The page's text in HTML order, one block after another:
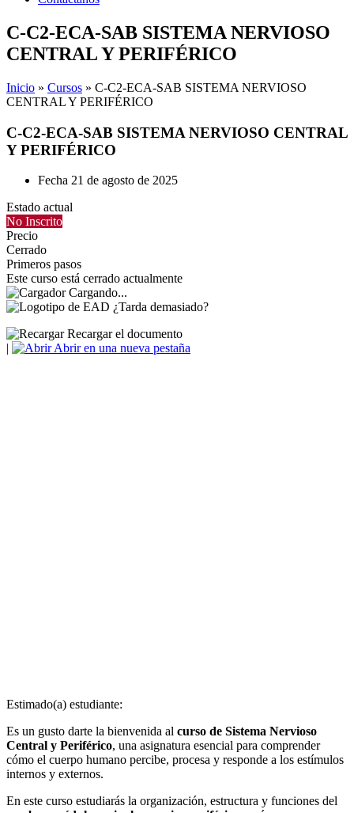
C-C2-ECA-SAB SISTEMA NERVIOSO
CENTRAL Y PERIFÉRICO
Inicio » Cursos » C-C2-ECA-SAB SISTEMA NERVIOSO
CENTRAL Y PERIFÉRICO
C-C2-ECA-SAB SISTEMA NERVIOSO CENTRAL
Y PERIFÉRICO
Fecha 21 de agosto de 2025
Estado actual
No Inscrito
Precio
Cerrado
Primeros pasos
Este curso está cerrado actualmente
Cargando...
¿Tarda demasiado?
Recargar el documento
|
Abrir en una nueva pestaña
Estimado(a) estudiante:
Es un gusto darte la bienvenida al curso de Sistema Nervioso
Central y Periférico, una asignatura esencial para comprender
cómo el cuerpo humano percibe, procesa y responde a los estímulos
internos y externos.
En este curso estudiarás la organización, estructura y funciones del